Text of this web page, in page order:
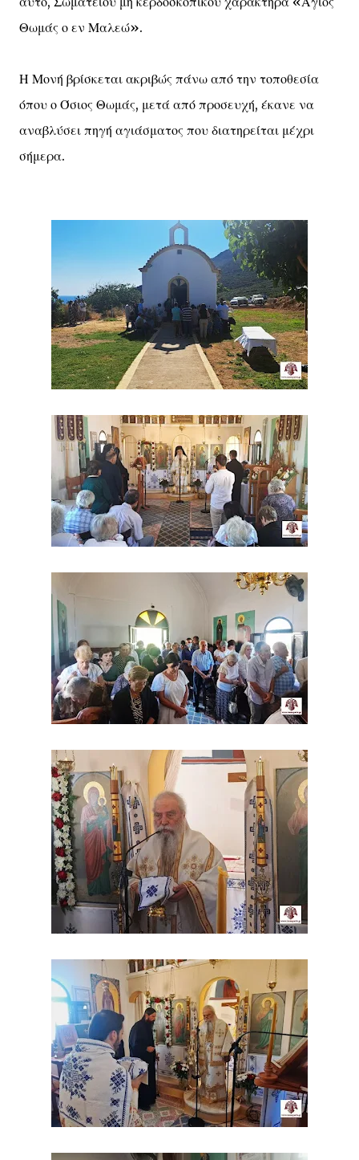
Θωμάς ο εν Μαλεώ».
Η Μονή βρίσκεται ακριβώς πάνω από την τοποθεσία
όπου ο Όσιος Θωμάς, μετά από προσευχή, έκανε να
αναβλύσει πηγή αγιάσματος που διατηρείται μέχρι
σήμερα.